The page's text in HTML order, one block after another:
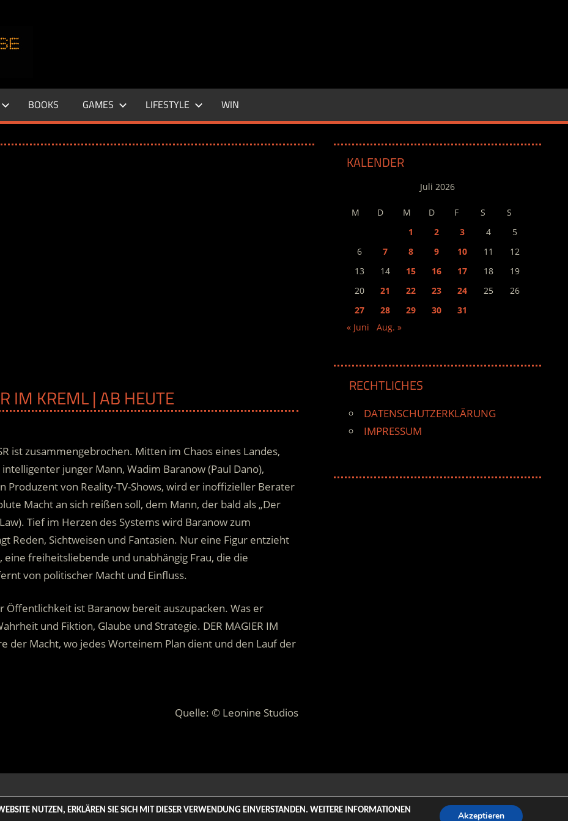
–
LIFE
BOOKS GAMES LIFESTYLE WIN
IM KREML | AB HEUTE
ist zusammengebrochen. Mitten im Chaos eines Landes,
junger Mann, Wadim Baranow (Paul Dano),
Produzent von Reality-TV-Shows, wird er inoffizieller Berater
Macht an sich reißen soll, dem Mann, der bald als „Der
Tief im Herzen des Systems wird Baranow zum
Reden, Sichtweisen und Fantasien. Nur eine Figur entzieht
eine freiheitsliebende und unabhängig Frau, die die
von politischer Macht und Einfluss.
Öffentlichkeit ist Baranow bereit auszupacken. Was er
und Fiktion, Glaube und Strategie. DER MAGIER IM
der Macht, wo jedes Worteinem Plan dient und den Lauf der
Quelle: © Leonine Studios
KALENDER
Juli 2026
M D M D F S
S
1
2 3 4
5
6
7 8 9 10 11
12
13
14 15 16 17 18
19
20
21 22 23 24 25
26
27
28 29 30
31
« Juni
Aug. »
RECHTLICHES
DATENSCHUTZERKLÄRUNG
IMPRESSUM
All Rights Reserved. | Based on WordPress-Theme: Tortuga von ThemeZee.
NUTZEN, ERKLÄREN SIE SICH MIT DIESER VERWENDUNG EINVERSTANDEN. WEITERE INFORMATIONEN
Akzeptieren